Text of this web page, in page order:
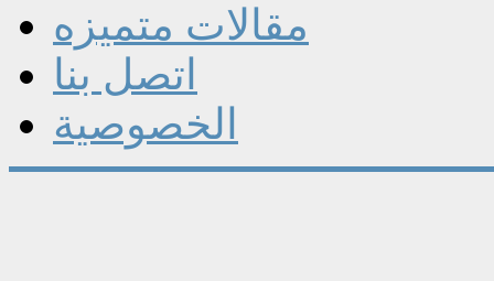
مقالات متميزه
اتصل بنا
الخصوصية